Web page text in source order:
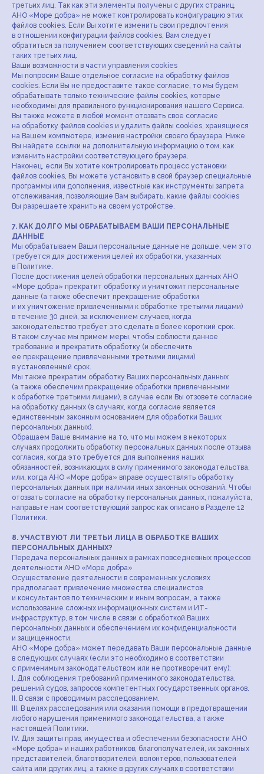
третьих лиц. Так как эти элементы получены с других страниц,
АНО «Море добра» не может контролировать конфигурацию этих
файлов cookies. Если Вы хотите изменить свои предпочтения
в отношении конфигурации файлов cookies, Вам следует
обратиться за получением соответствующих сведений на сайты
таких третьих лиц.
Ваши возможности в части управления cookies
Мы попросим Ваше отдельное согласие на обработку файлов
cookies. Если Вы не предоставите такое согласие, то мы будем
обрабатывать только технические файлы cookies, которые
необходимы для правильного функционирования нашего Сервиса.
Вы также можете в любой момент отозвать свое согласие
на обработку файлов cookies и удалить файлы cookies, хранящиеся
на Вашем компьютере, изменив настройки своего браузера. Ниже
Вы найдете ссылки на дополнительную информацию о том, как
изменить настройки соответствующего браузера.
Наконец, если Вы хотите контролировать процесс установки
файлов cookies, Вы можете установить в свой браузер специальные
программы или дополнения, известные как инструменты запрета
отслеживания, позволяющие Вам выбирать, какие файлы cookies
Вы разрешаете хранить на своем устройстве.
7. КАК ДОЛГО МЫ ОБРАБАТЫВАЕМ ВАШИ ПЕРСОНАЛЬНЫЕ
ДАННЫЕ
Мы обрабатываем Ваши персональные данные не дольше, чем это
требуется для достижения целей их обработки, указанных
в Политике.
После достижения целей обработки персональных данных АНО
«Море добра» прекратит обработку и уничтожит персональные
данные (а также обеспечит прекращение обработки
и их уничтожение привлеченными к обработке третьими лицами)
в течение 30 дней, за исключением случаев, когда
законодательство требует это сделать в более короткий срок.
В таком случае мы примем меры, чтобы соблюсти данное
требование и прекратить обработку (и обеспечить
ее прекращение привлеченными третьими лицами)
в установленный срок.
Мы также прекратим обработку Ваших персональных данных
(а также обеспечим прекращение обработки привлеченными
к обработке третьими лицами), в случае если Вы отзовете согласие
на обработку данных (в случаях, когда согласие является
единственным законным основанием для обработки Ваших
персональных данных).
Обращаем Ваше внимание на то, что мы можем в некоторых
случаях продолжить обработку персональных данных после отзыва
согласия, когда это требуется для выполнения наших
обязанностей, возникающих в силу применимого законодательства,
или, когда АНО «Море добра» вправе осуществлять обработку
персональных данных при наличии иных законных оснований. Чтобы
отозвать согласие на обработку персональных данных, пожалуйста,
направьте нам соответствующий запрос как описано в Разделе 12
Политики.
8. УЧАСТВУЮТ ЛИ ТРЕТЬИ ЛИЦА В ОБРАБОТКЕ ВАШИХ
ПЕРСОНАЛЬНЫХ ДАННЫХ?
Передача персональных данных в рамках повседневных процессов
деятельности АНО «Море добра»
Осуществление деятельности в современных условиях
предполагает привлечение множества специалистов
и консультантов по техническим и иным вопросам, а также
использование сложных информационных систем и ИТ-
инфраструктур, в том числе в связи с обработкой Ваших
персональных данных и обеспечением их конфиденциальности
и защищенности.
АНО «Море добра» может передавать Ваши персональные данные
в следующих случаях (если это необходимо в соответствии
с применимым законодательством или не противоречит ему):
I. Для соблюдения требований применимого законодательства,
решений судов, запросов компетентных государственных органов.
II. В связи с проводимым расследованием.
III. В целях расследования или оказания помощи в предотвращении
любого нарушения применимого законодательства, а также
настоящей Политики.
IV. Для защиты прав, имущества и обеспечении безопасности АНО
«Море добра» и наших работников, благополучателей, их законных
представителей, благотворителей, волонтеров, пользователей
сайта или других лиц, а также в других случаях в соответствии
Все права на материалы, находящиеся на сайте,
охраняются в соответствии
с законодательством РФ. При любом
использовании материалов сайта обязательно
письменное согласие официальных
представителей. Логотипы, фото и рекламные
материалы размещённые на данном сайте,
являются собственностью АНО «МОРЕ ДОБРА»,
либо используются с разрешения партнёрских
организаций и друзей проекта.
Подарочные наборы
Столовый текстиль
Товары
Новинки
Коллекции
Каталог